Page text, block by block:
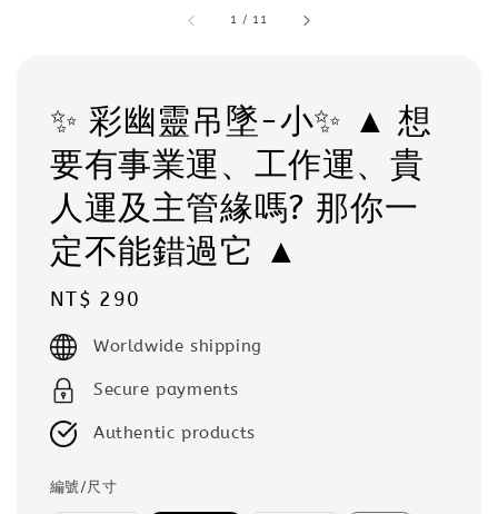
1 / 11
✨ 彩幽靈吊墜-小✨ ▲ 想
要有事業運、工作運、貴
人運及主管緣嗎? 那你一
定不能錯過它 ▲
Regular
price
NT$ 290
Worldwide shipping
Secure payments
Authentic products
編號/尺寸